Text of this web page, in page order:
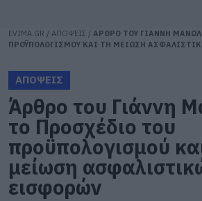
EVIMA.GR / ΑΠΟΨΕΙΣ / ΑΡΘΡΟ ΤΟΥ ΓΙΑΝΝΗ
ΠΡΟΫΠΟΛΟΓΙΣΜΟΥ ΚΑΙ ΤΗ ΜΕΙΩΣΗ
ΑΠΟΨΕΙΣ
Άρθρο του Γιάννη
το Προσχέδιο του
προϋπολογισμού
μείωση
εισφορών